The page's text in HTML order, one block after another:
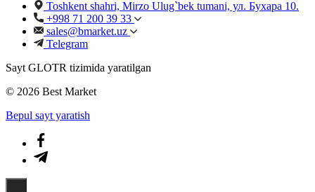
Toshkent shahri, Mirzo Ulug`bek tumani, ул. Бухара 10.
+998 71 200 39 33
sales@bmarket.uz
Telegram
Sayt GLOTR tizimida yaratilgan
© 2026 Best Market
Bepul sayt yaratish